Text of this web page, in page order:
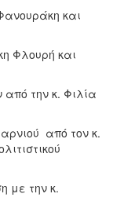
και
Φλουρή και
την κ. Φιλία
από τον κ.
με την κ.